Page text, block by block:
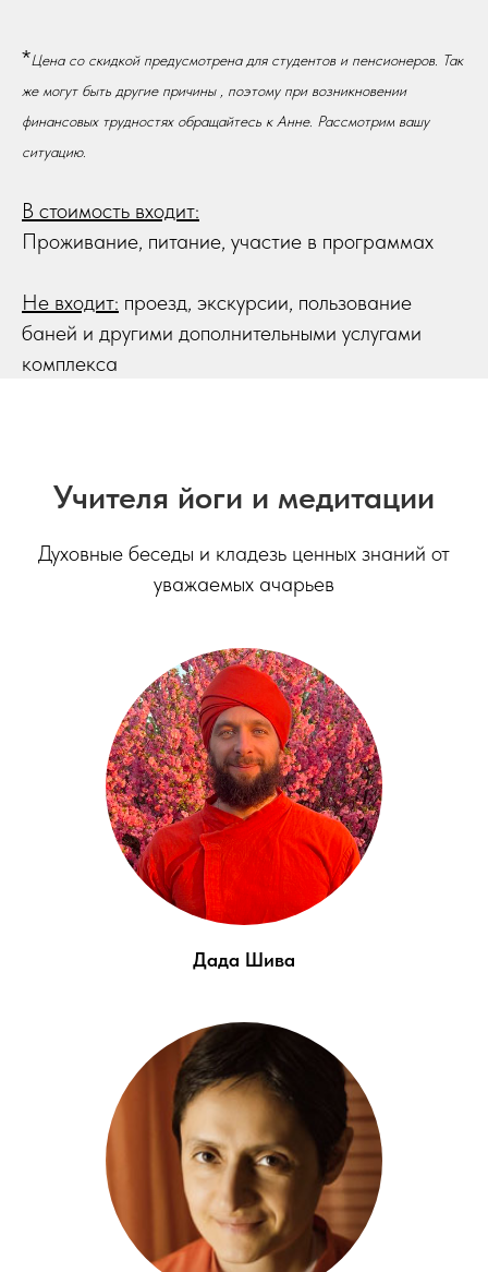
*Цена со скидкой предусмотрена для студентов и пенсионеров. Так
же могут быть другие причины , поэтому при возникновении
финансовых трудностях обращайтесь к Анне. Рассмотрим вашу
ситуацию.
В стоимость входит:
Проживание, питание, участие в программах
Не входит: проезд, экскурсии, пользование
баней и другими дополнительными услугами
комплекса
Учителя йоги и медитации
Духовные беседы и кладезь ценных знаний от
уважаемых ачарьев
Дада Шива